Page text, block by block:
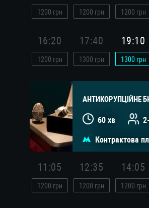
1200 грн 1200 грн 1200 грн
16:20
1200 грн
17:40
1300 грн
19:10
1300грн
АНТИКОРУПЦІЙНЕ
60 хв
Контрактова
11:05
1200 грн
12:35
1200 грн
14:05
1200 грн